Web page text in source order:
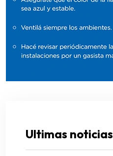
Ultimas noticias